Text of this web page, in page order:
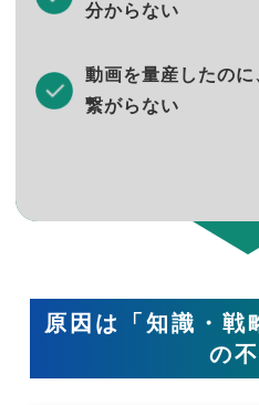
分からない
動画を量産したのに
繋がらない
原因は「知識・戦
の